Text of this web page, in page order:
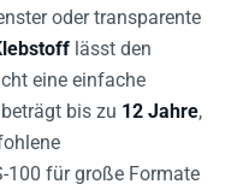
oder transparente
lässt den
eine einfache
bis zu 12 Jahre,
100 für große Formate